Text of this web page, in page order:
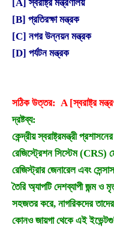
[A] স্বরাষ্ট্র মন্ত্রণালয়
[B] প্রতিরক্ষা মন্ত্রক
[C] নগর উন্নয়ন মন্ত্রক
[D] পর্যটন মন্ত্রক
সঠিক উত্তর: A [স্বরাষ্ট্র
দ্রষ্টব্য:
কেন্দ্রীয় স্বরাষ্ট্রমন্ত্রী
রেজিস্ট্রেশন সিস্টেম (CRS)
রেজিস্ট্রার জেনারেল এবং
তৈরি অ্যাপটি দেশব্যাপী জন্ম ও
সহজতর করে, নাগরিকদের
কোনও জায়গা থেকে এই